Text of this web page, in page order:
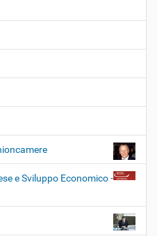
e Sviluppo Economico -